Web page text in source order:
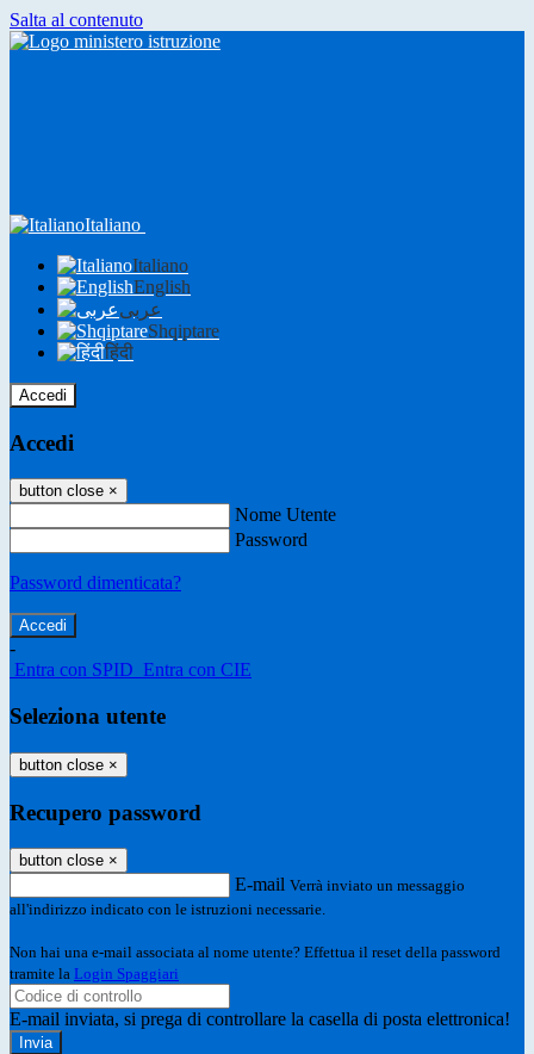
Salta al contenuto
Italiano
Italiano
English
عربى
Shqiptare
हिंदी
Accedi
Accedi
button close ×
Nome Utente
Password
Password dimenticata?
-
Entra con SPID Entra con CIE
Seleziona utente
button close ×
Recupero password
button close ×
E-mail Verrà inviato un messaggio
all'indirizzo indicato con le istruzioni necessarie.
Non hai una e-mail associata al nome utente? Effettua il reset della password
tramite la Login Spaggiari
E-mail inviata, si prega di controllare la casella di posta elettronica!